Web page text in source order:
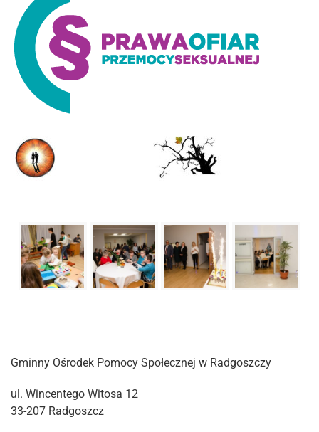
Gminny Ośrodek Pomocy Społecznej w Radgoszczy
ul. Wincentego Witosa 12
33-207 Radgoszcz